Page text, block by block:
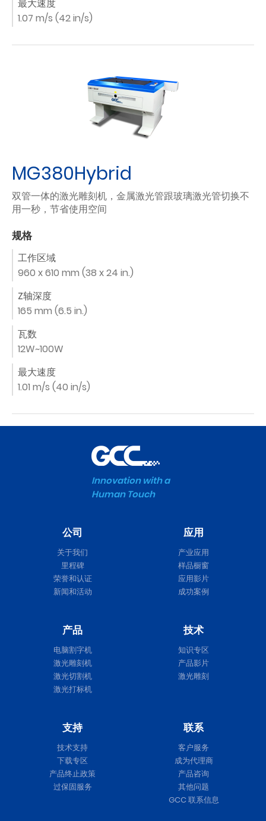
最大速度
1.07 m/s (42 in/s)
MG380Hybrid
双管一体的激光雕刻机，金属激光管跟玻璃激光管切换不
用一秒，节省使用空间
规格
工作区域
960 x 610 mm (38 x 24 in.)
Z轴深度
165 mm (6.5 in.)
瓦数
12W~100W
最大速度
1.01 m/s (40 in/s)
Innovation with a
Human Touch
公司
关于我们
里程碑
荣誉和认证
新闻和活动
应用
产业应用
样品橱窗
应用影片
成功案例
产品
电脑割字机
激光雕刻机
激光切割机
激光打标机
技术
知识专区
产品影片
激光雕刻
支持
技术支持
下载专区
产品终止政策
过保固服务
联系
客户服务
成为代理商
产品咨询
其他问题
GCC 联系信息